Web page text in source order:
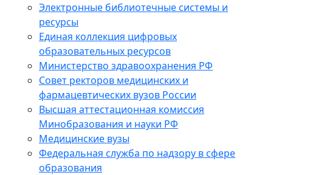
Электронные библиотечные системы и
ресурсы
Единая коллекция цифровых
образовательных ресурсов
Министерство здравоохранения РФ
Совет ректоров медицинских и
фармацевтических вузов России
Высшая аттестационная комиссия
Минобразования и науки РФ
Медицинские вузы
Федеральная служба по надзору в сфере
образования